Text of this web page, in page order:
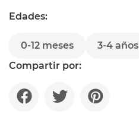
Edades:
0-12 meses 3-4 años
Compartir por: